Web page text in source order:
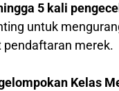
5 kali
untuk
pendaftaran merek.
Kelas